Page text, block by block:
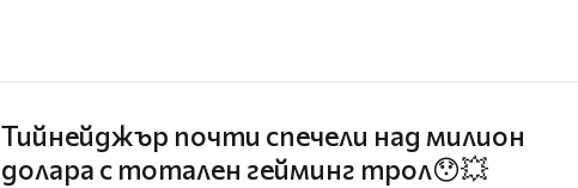
Тийнейджър почти спечели над милион
долара с тотален гейминг трол😯💥